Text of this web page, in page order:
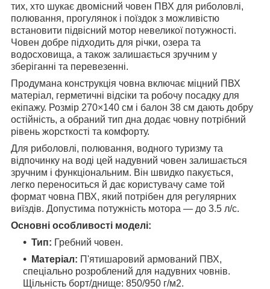
тих, хто шукає двомісний човен ПВХ для риболовлі,
полювання, прогулянок і поїздок з можливістю
встановити підвісний мотор невеликої потужності.
Човен добре підходить для річки, озера та
водосховища, а також залишається зручним у
зберіганні та перевезенні.
Продумана конструкція човна включає міцний ПВХ
матеріал, герметичні відсіки та робочу посадку для
екіпажу. Розмір 270×140 см і балон 38 см дають добру
остійність, а обраний тип дна додає човну потрібний
рівень жорсткості та комфорту.
Для риболовлі, полювання, водного туризму та
відпочинку на воді цей надувний човен залишається
зручним і функціональним. Він швидко пакується,
легко переноситься й дає користувачу саме той
формат човна ПВХ, який потрібен для регулярних
виїздів. Допустима потужність мотора — до 3.5 л/с.
Основні особливості моделі:
Тип: Гребний човен.
Матеріал: П'ятишаровий армований ПВХ,
спеціально розроблений для надувних човнів.
Щільність борт/днище: 850/950 г/м2.